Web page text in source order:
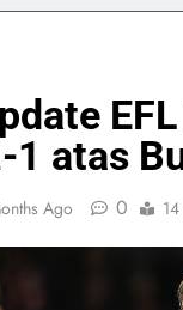
1 atas
Ago 0